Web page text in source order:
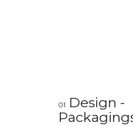
01
Design -